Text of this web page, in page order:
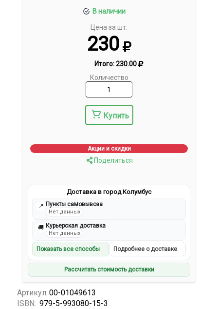
В наличии
Цена за шт.
230
Итого:230.00
Количество
Купить
Акции и скидки
Поделиться
Доставка в город Колумбус
📍 Пункты самовывоза
Нет данных
🚚 Курьерская доставка
Нет данных
Показать все способы Подробнее о доставке
Рассчитать стоимость доставки
Артикул: 00-01049613
ISBN: 979-5-993080-15-3